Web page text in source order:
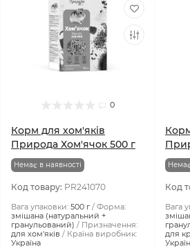
0
Корм для хом'яків
Природа Хом'ячок 500 г
Немає в наявності
Код товару: PR241070
Вага упаковки: 500 г
Форма:
змішана (натуральний +
гранульований)
Призначення:
для хом'яків
Країна виробник:
Україна
Код
Вага
для